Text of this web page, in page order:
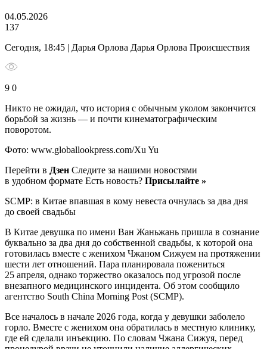
04.05.2026
137
Сегодня, 18:45 | Дарья Орлова Дарья Орлова Происшествия
9 0
Никто не ожидал, что история с обычным уколом закончится
борьбой за жизнь — и почти кинематографическим
поворотом.
Фото: www.globallookpress.com/Xu Yu
Перейти в Дзен Следите за нашими новостями
в удобном формате Есть новость? Присылайте »
SCMP: в Китае впавшая в кому невеста очнулась за два дня
до своей свадьбы
В Китае девушка по имени Ван Жаньжань пришла в сознание
буквально за два дня до собственной свадьбы, к которой она
готовилась вместе с женихом Чжаном Сижуем на протяжении
шести лет отношений. Пара планировала пожениться
25 апреля, однако торжество оказалось под угрозой после
внезапного медицинского инцидента. Об этом сообщило
агентство South China Morning Post (SCMP).
Все началось в начале 2026 года, когда у девушки заболело
горло. Вместе с женихом она обратилась в местную клинику,
где ей сделали инъекцию. По словам Чжана Сижуя, перед